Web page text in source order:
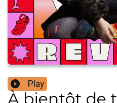
Play
À bientôt de